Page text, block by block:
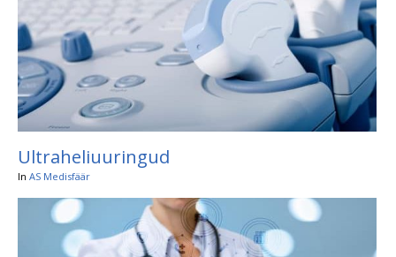
Ultraheliuuringud
InAS Medisfäär